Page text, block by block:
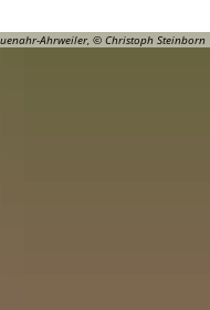
Ahrweiler, © Christoph Steinborn